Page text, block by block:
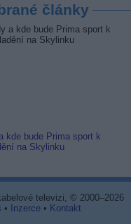
články
kde bude Prima sport k
na Skylinku
televizi, © 2000–2026
• Inzerce• Kontakt